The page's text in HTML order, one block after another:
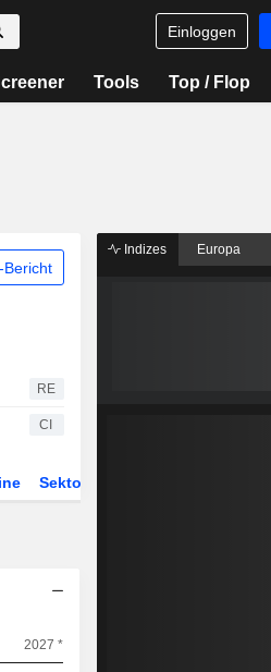
Einloggen
Tools Top / Flop
Bericht
RE
CI
Sektor
2027 *
Indizes Europa